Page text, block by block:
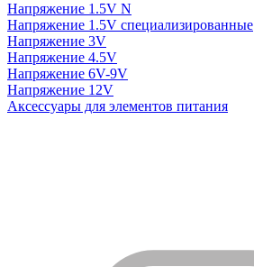
Напряжение 1.5V N
Напряжение 1.5V специализированные
Напряжение 3V
Напряжение 4.5V
Напряжение 6V-9V
Напряжение 12V
Аксессуары для элементов питания